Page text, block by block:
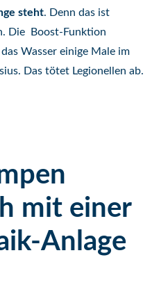
steht. Denn das ist
Die Boost-Funktion
Wasser einige Male im
Das tötet Legionellen ab.
mit einer
Anlage